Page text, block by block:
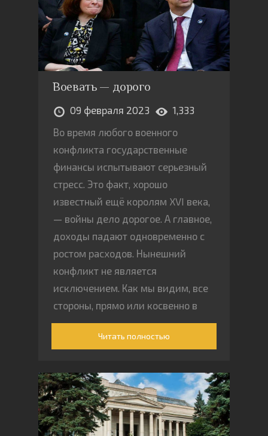
Воевать — дорого
09 февраля 2023
1,333
Во время любого военного
конфликта государственные
финансы испытывают серьезный
стресс. Это факт, хорошо
известный ещё королям XVI века,
— войны дело дорогое. А главное,
доходы падают одновременно с
ростом расходов. Нынешний
конфликт не является
исключением. Как мы видим, все
стороны, прямо или косвенно в
него вовлеченные, уже
испытывают финансовый стресс
Читать полностью